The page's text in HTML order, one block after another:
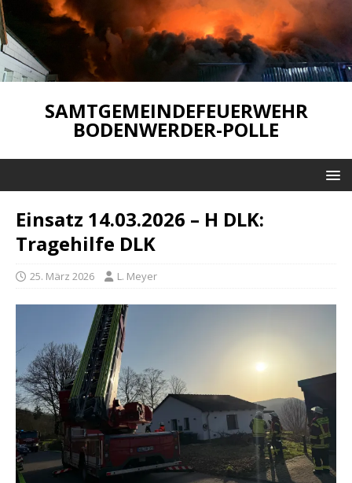
SAMTGEMEINDEFEUERWEHR
BODENWERDER-POLLE
Einsatz 14.03.2026 – H DLK:
Tragehilfe DLK
25. März 2026 L. Meyer